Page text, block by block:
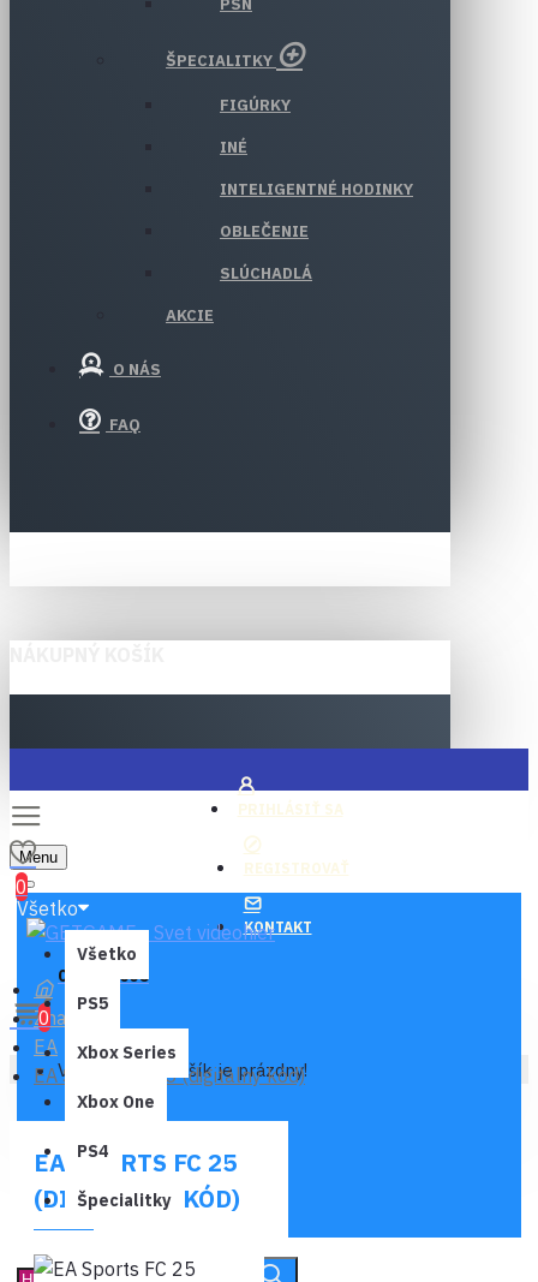
PSN
ŠPECIALITKY
FIGÚRKY
INÉ
INTELIGENTNÉ HODINKY
OBLEČENIE
SLÚCHADLÁ
AKCIE
O NÁS
FAQ
PRIHLÁSIŤ SA
REGISTROVAŤ
KONTAKT
Menu
0
0 ks - 0,00€
0
Váš nákupný košík je prázdny!
Všetko
Všetko
PS5
Xbox Series
Xbox One
PS4
Špecialitky
Značka
EA
EA Sports FC 25 (digitálny kód)
EA SPORTS FC 25
(DIGITÁLNY KÓD)